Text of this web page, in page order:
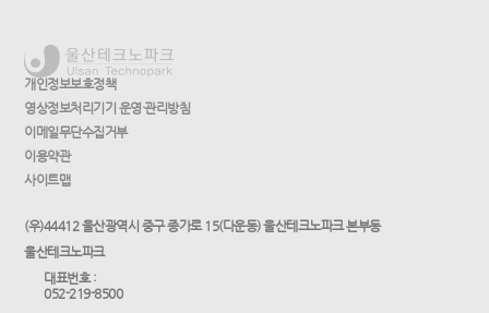
개인정보보호정책
영상정보처리기기 운영·관리방침
이메일무단수집거부
이용약관
사이트맵
(우)44412 울산광역시 중구 종가로 15(다운동) 울산테크노파크 본부동
울산테크노파크
대표번호 :
052-219-8500